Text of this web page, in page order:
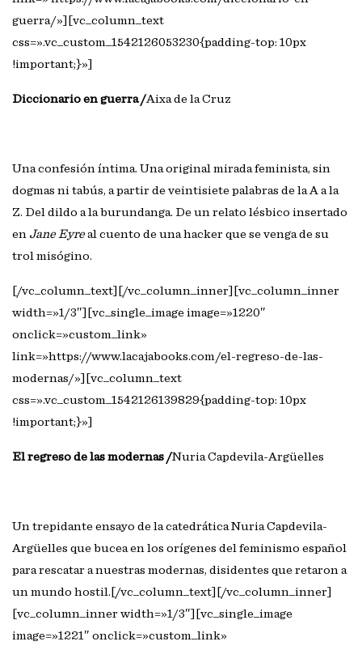
guerra/»][vc_column_text
css=».vc_custom_1542126053230{padding-top: 10px
!important;}»]
Diccionario en guerra /Aixa de la Cruz
Una confesión íntima. Una original mirada feminista, sin
dogmas ni tabús, a partir de veintisiete palabras de la A a la
Z. Del dildo a la burundanga. De un relato lésbico insertado
en Jane Eyreal cuento de una hacker que se venga de su
trol misógino.
[/vc_column_text][/vc_column_inner][vc_column_inner
width=»1/3″][vc_single_image image=»1220″
onclick=»custom_link»
link=»https://www.lacajabooks.com/el-regreso-de-las-
modernas/»][vc_column_text
css=».vc_custom_1542126139829{padding-top: 10px
!important;}»]
El regreso de las modernas /Nuria Capdevila-Argüelles
Un trepidante ensayo de la catedrática Nuria Capdevila-
Argüelles que bucea en los orígenes del feminismo español
para rescatar a nuestras modernas, disidentes que retaron a
un mundo hostil.[/vc_column_text][/vc_column_inner]
[vc_column_inner width=»1/3″][vc_single_image
image=»1221″ onclick=»custom_link»